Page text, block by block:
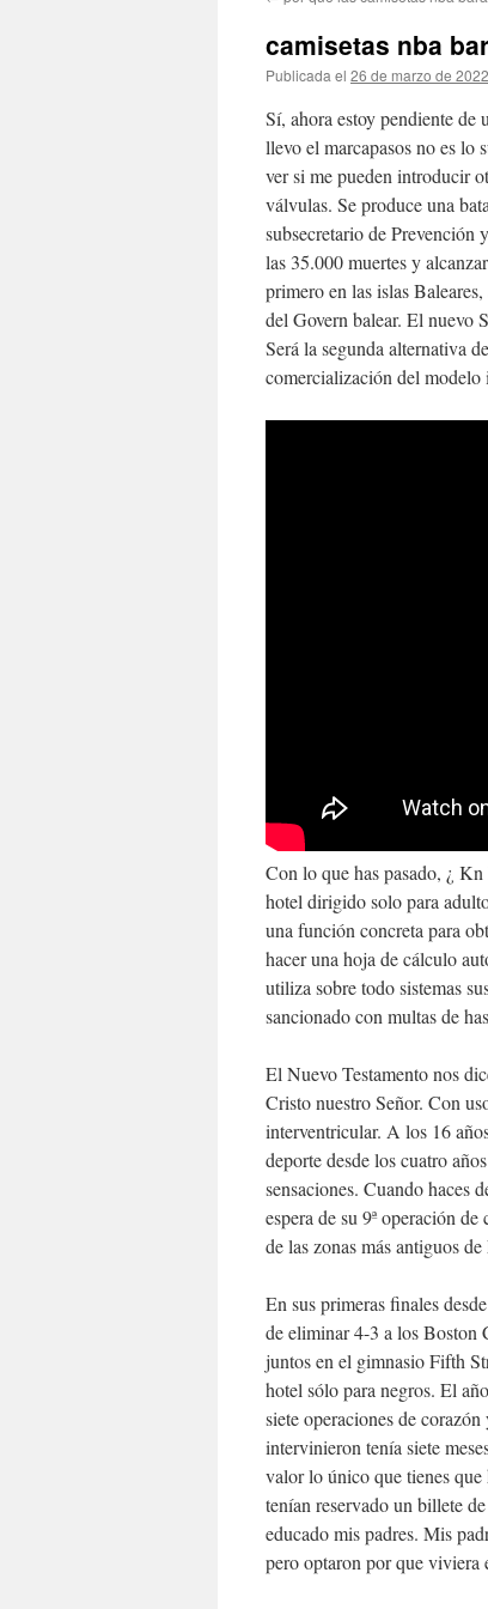
contenido
camisetas nba
Publicada el 26 de marzo de 2022
Sí, ahora estoy pendiente de
llevo el marcapasos no es lo
ver si me pueden introducir
válvulas. Se produce una
subsecretario de
las 35.000 muertes y
primero en las islas
del Govern balear. El nuevo
Será la segunda alternativa
comercialización del modelo
Con lo que has pasado, ¿
hotel dirigido solo para
una función concreta para
hacer una hoja de cálculo
utiliza sobre todo sistemas
sancionado con multas de
El Nuevo Testamento nos
Cristo nuestro Señor. Con
interventricular. A los 16
deporte desde los cuatro
sensaciones. Cuando haces
espera de su 9ª operación
de las zonas más antiguos
En sus primeras finales
de eliminar 4-3 a los Boston
juntos en el gimnasio Fifth
hotel sólo para negros. El
siete operaciones de
intervinieron tenía siete
valor lo único que tienes
tenían reservado un billete
educado mis padres. Mis
pero optaron por que viviera